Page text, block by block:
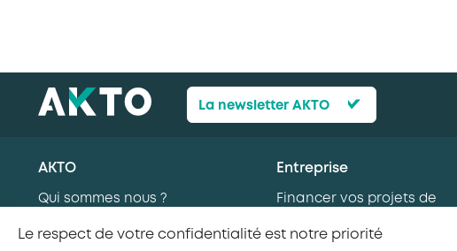
La newsletter AKTO
AKTO
Qui sommes nous ?
Entreprise
Financer vos projets de
Le respect de votre confidentialité est notre priorité